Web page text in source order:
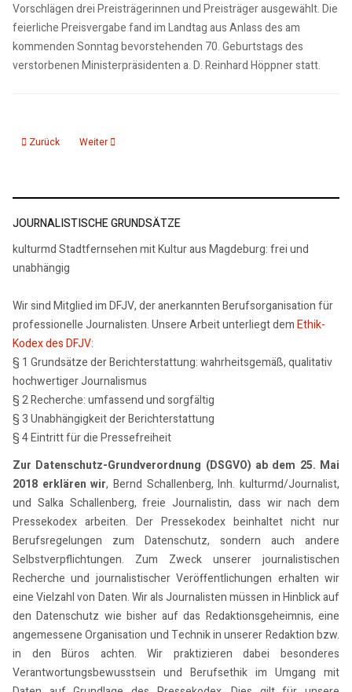
Vorschlägen drei Preisträgerinnen und Preisträger ausgewählt. Die
feierliche Preisvergabe fand im Landtag aus Anlass des am
kommenden Sonntag bevorstehenden 70. Geburtstags des
verstorbenen Ministerpräsidenten a. D. Reinhard Höppner statt.
Vorheriger Beitrag: Weltweite Lesung für Menschenrechte und
Zurück Nächster Beitrag: Gegen Rechtsextremismus und Rassismus
Weiter
JOURNALISTISCHE GRUNDSÄTZE
kulturmd Stadtfernsehen mit Kultur aus Magdeburg: frei und
unabhängig
Wir sind Mitglied im DFJV, der anerkannten Berufsorganisation für
professionelle Journalisten. Unsere Arbeit unterliegt demEthik-
Kodex des DFJV:
§ 1 Grundsätze der Berichterstattung: wahrheitsgemäß, qualitativ
hochwertiger Journalismus
§ 2 Recherche: umfassend und sorgfältig
§ 3 Unabhängigkeit der Berichterstattung
§ 4 Eintritt für die Pressefreiheit
Zur Datenschutz-Grundverordnung (DSGVO) ab dem 25. Mai
2018 erklären wir, Bernd Schallenberg, Inh. kulturmd/Journalist,
und Salka Schallenberg, freie Journalistin, dass wir nach dem
Pressekodex arbeiten. Der Pressekodex beinhaltet nicht nur
Berufsregelungen zum Datenschutz, sondern auch andere
Selbstverpflichtungen. Zum Zweck unserer journalistischen
Recherche und journalistischer Veröffentlichungen erhalten wir
eine Vielzahl von Daten. Wir als Journalisten müssen in Hinblick auf
den Datenschutz wie bisher auf das Redaktionsgeheimnis, eine
angemessene Organisation und Technik in unserer Redaktion bzw.
in den Büros achten. Wir praktizieren dabei besonderes
Verantwortungsbewusstsein und Berufsethik im Umgang mit